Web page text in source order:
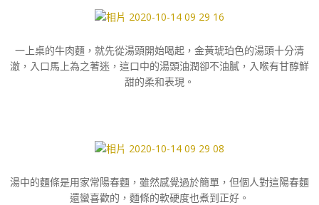
一上桌的牛肉麵，就先從湯頭開始喝起，金黃琥珀色的湯頭十分清
澈，入口馬上為之著迷，這口中的湯頭油潤卻不油膩，入喉有甘醇鮮
甜的柔和表現。
湯中的麵條是用家常陽春麵，雖然感覺過於簡單，但個人對這陽春麵
還蠻喜歡的，麵條的軟硬度也煮到正好。